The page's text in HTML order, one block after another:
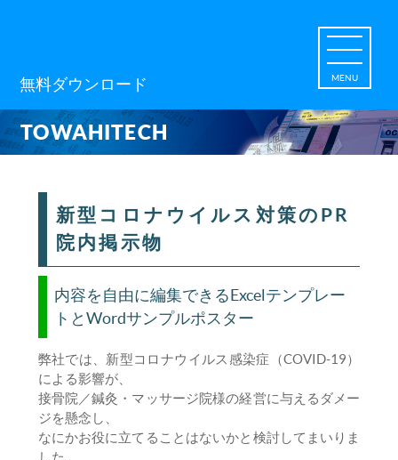
MENU
無料ダウンロード
TOWAHITECH
新型コロナウイルス対策のPR
院内掲示物
内容を自由に編集できるExcelテンプレー
トとWordサンプルポスター
弊社では、新型コロナウイルス感染症（COVID-19）
による影響が、
接骨院／鍼灸・マッサージ院様の経営に与えるダメー
ジを懸念し、
なにかお役に立てることはないかと検討してまいりま